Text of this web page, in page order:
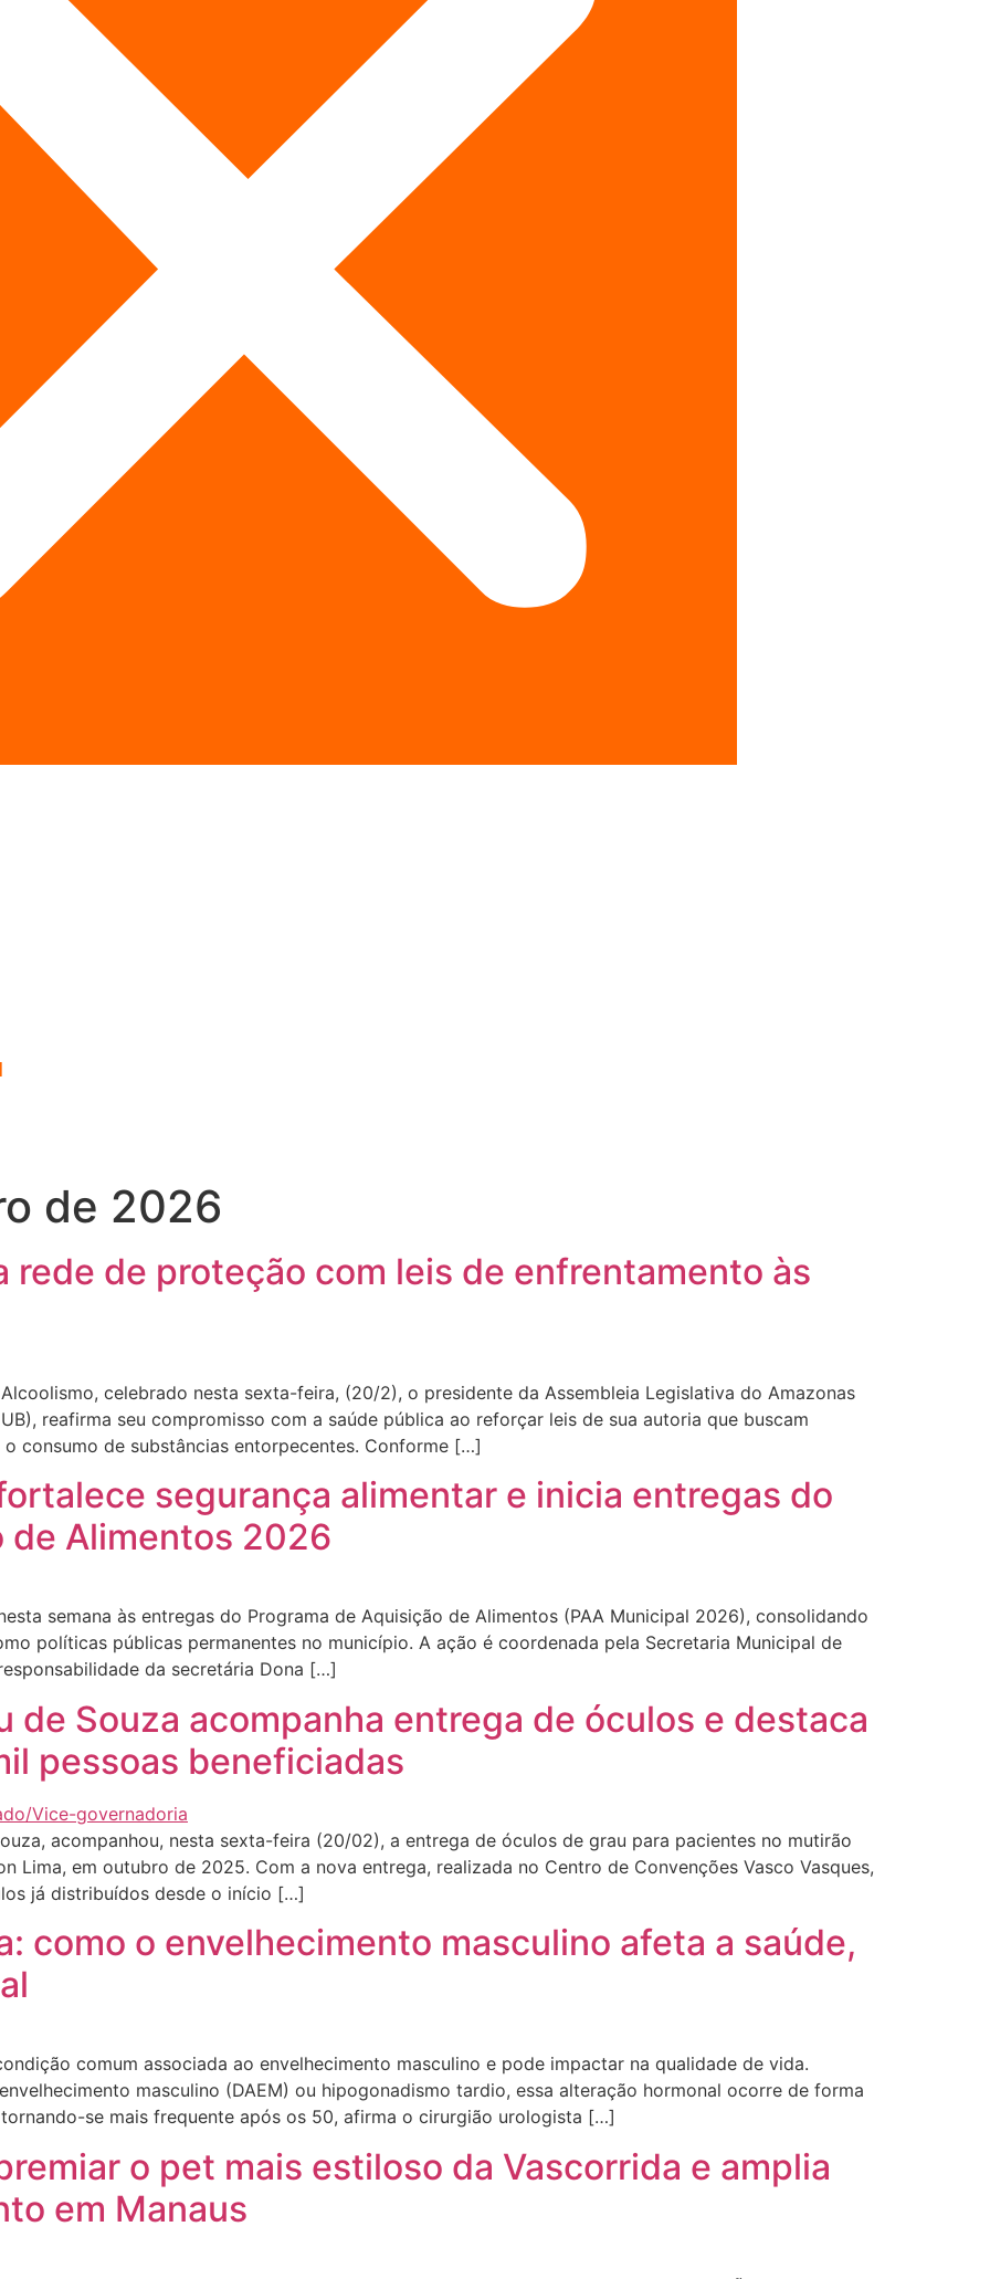
de 2026
rede de proteção com leis de enfrentamento às
celebrado nesta sexta-feira, (20/2), o presidente da Assembleia Legislativa do Amazonas
reafirma seu compromisso com a saúde pública ao reforçar leis de sua autoria que buscam
consumo de substâncias entorpecentes. Conforme […]
segurança alimentar e inicia entregas do
de Alimentos 2026
semana às entregas do Programa de Aquisição de Alimentos (PAA Municipal 2026), consolidando
políticas públicas permanentes no município. A ação é coordenada pela Secretaria Municipal de
da secretária Dona […]
de Souza acompanha entrega de óculos e destaca
pessoas beneficiadas
acompanhou, nesta sexta-feira (20/02), a entrega de óculos de grau para pacientes no mutirão
Lima, em outubro de 2025. Com a nova entrega, realizada no Centro de Convenções Vasco Vasques,
já distribuídos desde o início […]
como o envelhecimento masculino afeta a saúde,
comum associada ao envelhecimento masculino e pode impactar na qualidade de vida.
masculino (DAEM) ou hipogonadismo tardio, essa alteração hormonal ocorre de forma
se mais frequente após os 50, afirma o cirurgião urologista […]
o pet mais estiloso da Vascorrida e amplia
em Manaus